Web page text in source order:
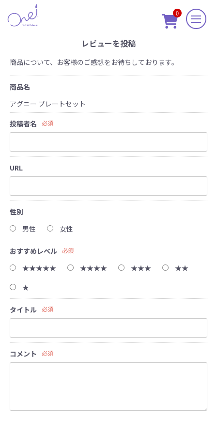
レビューを投稿
商品について、お客様のご感想をお待ちしております。
商品名
アグニー プレートセット
投稿者名 必須
URL
性別
男性
女性
おすすめレベル 必須
★★★★★ ★★★★ ★★★
★★
★
タイトル 必須
コメント 必須

0